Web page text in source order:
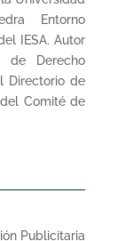
Entorno
IESA. Autor
de Derecho
Directorio de
Comité de
Publicitaria